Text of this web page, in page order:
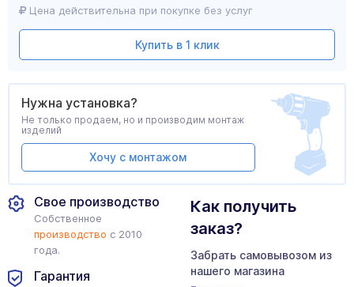
Цена действительна при покупке без услуг
Купить в 1 клик
Свое производство
Собственное
производство с 2010
года.
Гарантия
Как получить
заказ?
Забрать самовывозом из
нашего магазина
Нужна установка?
Не только продаем, но и производим монтаж
изделий
Хочу с монтажом